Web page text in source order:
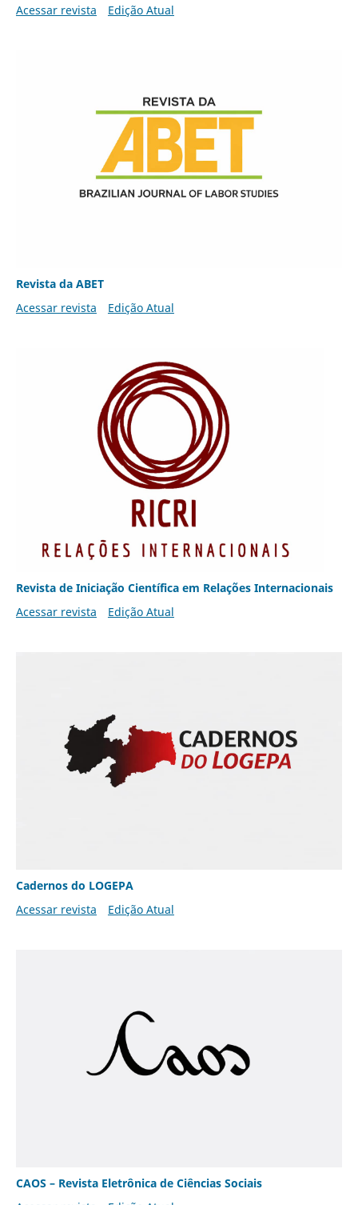
Acessar revista Edição Atual
Revista da ABET
Acessar revista
Edição Atual
Revista de Iniciação Científica em Relações Internacionais
Acessar revista
Edição Atual
Cadernos do LOGEPA
Acessar revista
Edição Atual
CAOS – Revista Eletrônica de Ciências Sociais